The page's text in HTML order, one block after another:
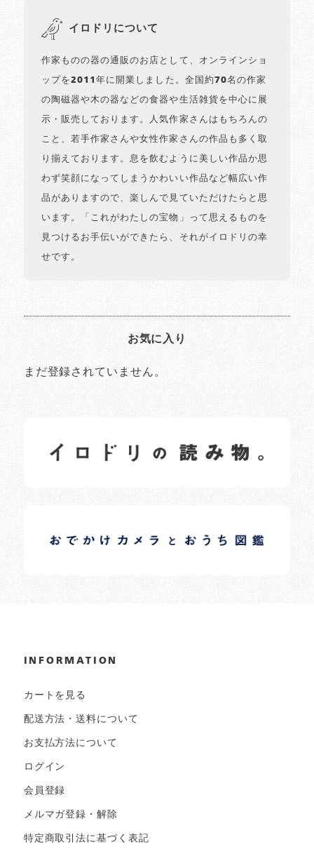
イロドリについて
作家ものの器の通販のお店として、オンラインショ
ップを2011年に開業しました。全国約70名の作家
の陶磁器や木の器などの食器や生活雑貨を中心に展
示・販売しております。人気作家さんはもちろんの
こと、若手作家さんや女性作家さんの作品も多く取
り揃えております。息を飲むように美しい作品か思
わず笑顔になってしまうかわいい作品など幅広い作
品がありますので、楽しんで見ていただけたらと思
います。「これがわたしの宝物」って思えるものを
見つけるお手伝いができたら、それがイロドリの幸
せです。
お気に入り
まだ登録されていません。
日常の様子など随時更新中です。
日常の様子など随時更新中です。
INFORMATION
カートを見る
配送方法・送料について
お支払方法について
ログイン
会員登録
メルマガ登録・解除
特定商取引法に基づく表記